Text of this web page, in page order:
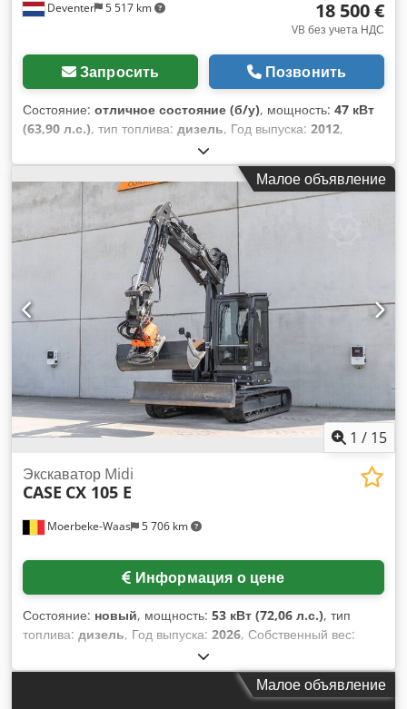
Deventer 5 517 km 18 500 €
VB без учета НДС
Запросить Позвонить
Состояние: отличное состояние (б/у), мощность: 47 кВт
(63,90 л.с.), тип топлива: дизель, Год выпуска: 2012,
Малое объявление
1 / 15
Moerbeke-Waas 5 706 km
Экскаватор Midi
CASE CX 105 E
Информация о цене
Состояние: новый, мощность: 53 кВт (72,06 л.с.), тип
топлива: дизель, Год выпуска: 2026, Собственный вес:
9780 кг. Chjdpfxjzrrw As Al Ssa Для получения
дополнительной информации обращайтесь в отдел продаж
Малое объявление